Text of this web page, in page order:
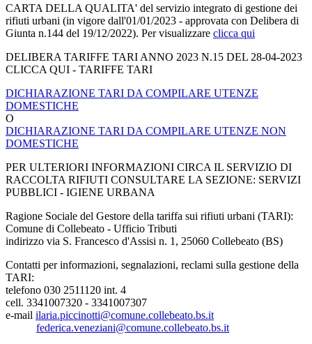
CARTA DELLA QUALITA' del servizio integrato di gestione dei
rifiuti urbani (in vigore dall'01/01/2023 - approvata con Delibera di
Giunta n.144 del 19/12/2022). Per visualizzare clicca qui
DELIBERA TARIFFE TARI ANNO 2023 N.15 DEL 28-04-2023
CLICCA QUI - TARIFFE TARI
DICHIARAZIONE TARI DA COMPILARE UTENZE
DOMESTICHE
O
DICHIARAZIONE TARI DA COMPILARE UTENZE NON
DOMESTICHE
PER ULTERIORI INFORMAZIONI CIRCA IL SERVIZIO DI
RACCOLTA RIFIUTI CONSULTARE LA SEZIONE: SERVIZI
PUBBLICI - IGIENE URBANA
Ragione Sociale del Gestore della tariffa sui rifiuti urbani (TARI):
Comune di Collebeato - Ufficio Tributi
indirizzo via S. Francesco d'Assisi n. 1, 25060 Collebeato (BS)
Contatti per informazioni, segnalazioni, reclami sulla gestione della
TARI:
telefono 030 2511120 int. 4
cell. 3341007320 - 3341007307
e-mail ilaria.piccinotti@comune.collebeato.bs.it
federica.veneziani@comune.collebeato.bs.it